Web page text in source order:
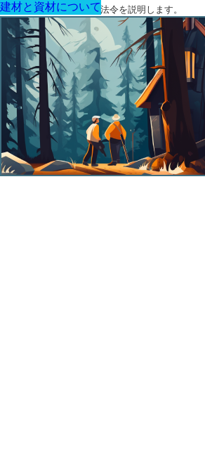
建築に関する用語と関連法令を説明します。
建材と資材について
建材と資材について
建材と資材について
建材と資材について
建材と資材について
建材と資材について
建材と資材について